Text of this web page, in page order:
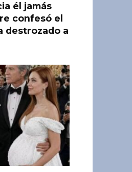
él jamás
confesó el
destrozado a